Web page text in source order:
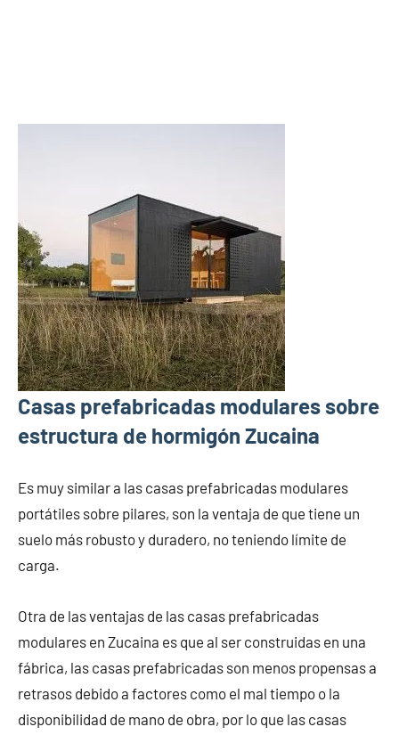
Casas prefabricadas modulares sobre
estructura de hormigón Zucaina
Es muy similar a las casas prefabricadas modulares
portátiles sobre pilares, son la ventaja de que tiene un
suelo más robusto y duradero, no teniendo límite de
carga.
Otra de las ventajas de las casas prefabricadas
modulares en Zucaina es que al ser construidas en una
fábrica, las casas prefabricadas son menos propensas a
retrasos debido a factores como el mal tiempo o la
disponibilidad de mano de obra, por lo que las casas